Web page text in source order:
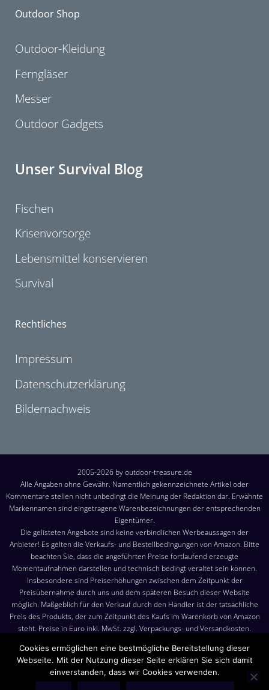
Outdoor Shop
Outdoor-Kleidung
Ferngläser
Messer
Outdoor Gadgets
Unser Survival Blog
Fischen
Krisenvorsorge
Lebensmittel konservieren
Survival
Rechtliches
Impressum
Datenschutzerklärung
Bildernachweis
2005-2026 by outdoor-treasure.de
Alle Angaben ohne Gewähr. Namentlich gekennzeichnete Artikel oder
Kommentare stellen nicht unbedingt die Meinung der Redaktion dar. Erwähnte
Markennamen sind eingetragene Warenbezeichnungen der entsprechenden
Eigentümer.
Die gelisteten Angebote sind keine verbindlichen Werbeaussagen der
Anbieter! Es gelten die Verkaufs- und Bestellbedingungen von Amazon. Bitte
beachten Sie, dass die angeführten Preise fortlaufend erzeugte
Momentaufnahmen darstellen und technisch bedingt veraltet sein können.
Insbesondere sind Preiserhöhungen zwischen dem Zeitpunkt der
Preisübernahme durch uns und dem späteren Besuch dieser Website
möglich. Maßgeblich für den Verkauf durch den Händler ist der tatsächliche
Preis des Produkts, der zum Zeitpunkt des Kaufs im Warenkorb von Amazon
steht. Preise in Euro inkl. MwSt. zzgl. Verpackungs- und Versandkosten.
angegeben, die Kosten für den Versand nach Deutschland. Es gelten jedoch
die im Warenkorb von Amazon angezeigten Liefer- und Versandkosten.
Produktbilder: Die angezeigten Bilder werden von den jeweiligen Händler
Cookies ermöglichen eine bestmögliche Bereitstellung dieser
Webseite. Mit der Nutzung dieser Seite erklären Sie sich damit
einverstanden, dass wir Cookies verwenden.